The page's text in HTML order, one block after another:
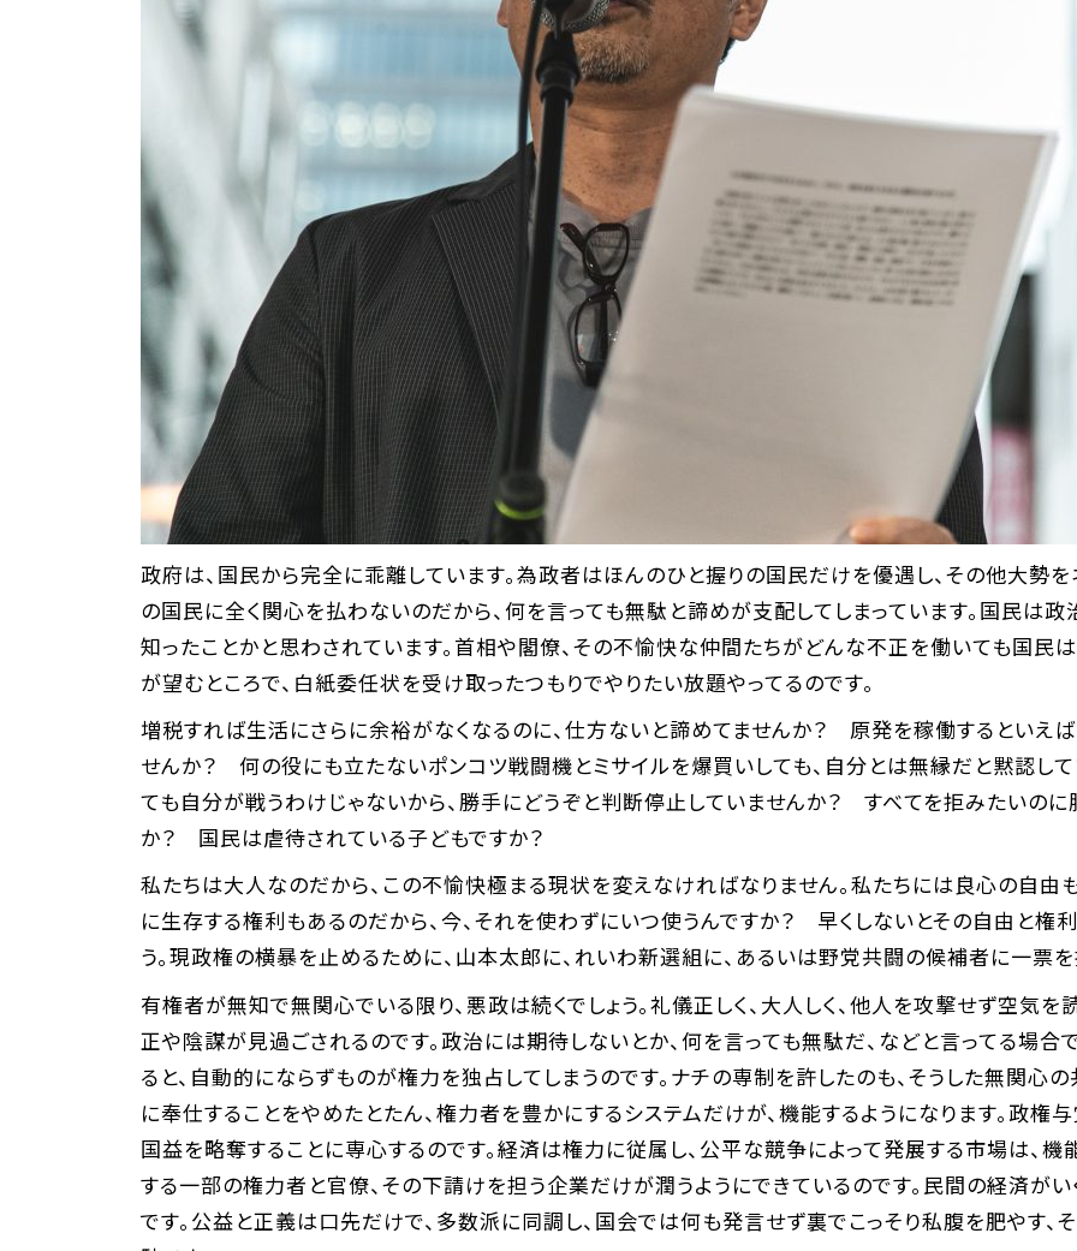
政府は、国民から完全に乖離しています。為政者はほんのひと握りの国民だけを優遇し、その他大勢
の国民に全く関心を払わないのだから、何を言っても無駄と諦めが支配してしまっています。国民は
知ったことかと思わされています。首相や閣僚、その不愉快な仲間たちがどんな不正を働いても国民
が望むところで、白紙委任状を受け取ったつもりでやりたい放題やってるのです。
増税すれば生活にさらに余裕がなくなるのに、仕方ないと諦めてませんか？ 原発を稼働するといえ
せんか？ 何の役にも立たないポンコツ戦闘機とミサイルを爆買いしても、自分とは無縁だと黙認し
ても自分が戦うわけじゃないから、勝手にどうぞと判断停止していませんか？ すべてを拒みたいの
か？ 国民は虐待されている子どもですか？
私たちは大人なのだから、この不愉快極まる現状を変えなければなりません。私たちには良心の自由
に生存する権利もあるのだから、今、それを使わずにいつ使うんですか？ 早くしないとその自由と権
う。現政権の横暴を止めるために、山本太郎に、れいわ新選組に、あるいは野党共闘の候補者に一票を
有権者が無知で無関心でいる限り、悪政は続くでしょう。礼儀正しく、大人しく、他人を攻撃せず空気
正や陰謀が見過ごされるのです。政治には期待しないとか、何を言っても無駄だ、などと言ってる場合
ると、自動的にならずものが権力を独占してしまうのです。ナチの専制を許したのも、そうした無関
に奉仕することをやめたとたん、権力者を豊かにするシステムだけが、機能するようになります。政
国益を略奪することに専心するのです。経済は権力に従属し、公平な競争によって発展する市場は、機
する一部の権力者と官僚、その下請けを担う企業だけが潤うようにできているのです。民間の経済が
です。公益と正義は口先だけで、多数派に同調し、国会では何も発言せず裏でこっそり私腹を肥やす